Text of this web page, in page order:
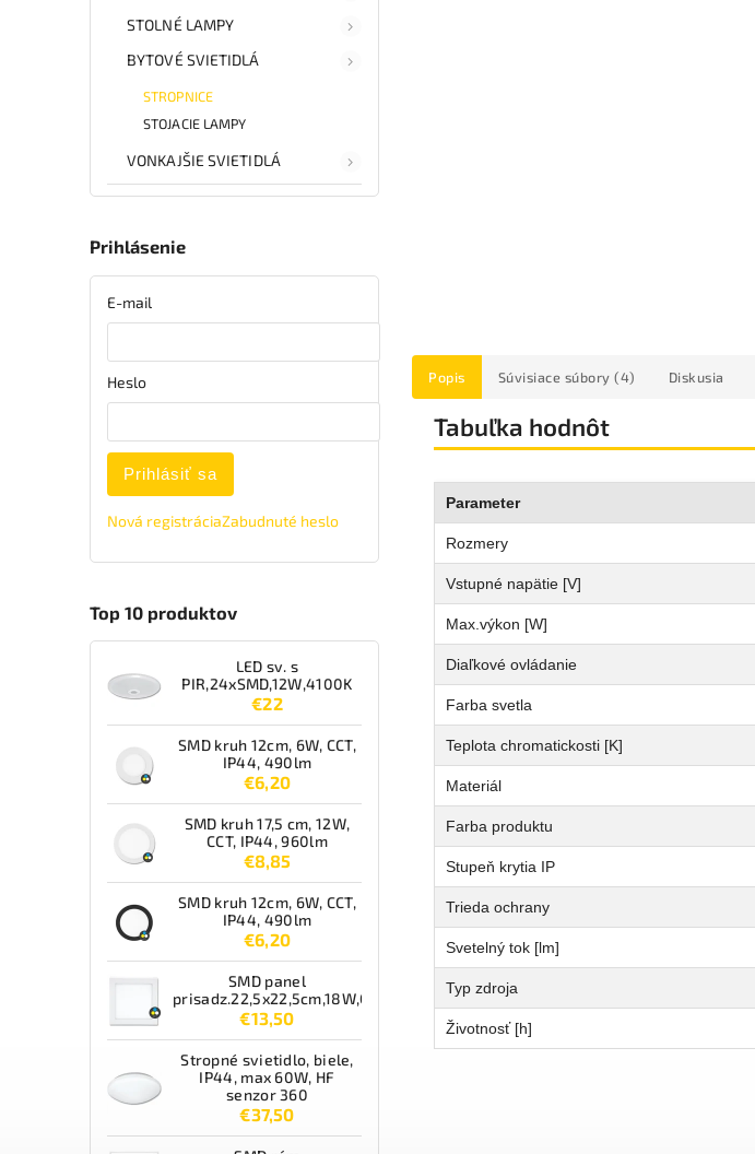
STOLNÉ LAMPY
BYTOVÉ SVIETIDLÁ
STROPNICE
STOJACIE LAMPY
VONKAJŠIE SVIETIDLÁ
Prihlásenie
E-mail
Heslo
Prihlásiť sa
Nová registráciaZabudnuté heslo
Top 10 produktov
LED sv. s
PIR,24xSMD,12W,4100K
€22
SMD kruh 12cm, 6W, CCT,
IP44, 490lm
€6,20
SMD kruh 17,5 cm, 12W,
CCT, IP44, 960lm
€8,85
SMD kruh 12cm, 6W, CCT,
IP44, 490lm
€6,20
SMD panel
prisadz.22,5x22,5cm,18W,CCT,IP44,1550lm
€13,50
Stropné svietidlo, biele,
IP44, max 60W, HF
senzor 360
€37,50
Popis Súvisiace súbory (4) Diskusia
Tabuľka hodnôt
Parameter
Rozmery
Vstupné napätie [V]
Max.výkon [W]
Diaľkové ovládanie
Farba svetla
Teplota chromatickosti [K]
Materiál
Farba produktu
Stupeň krytia IP
Trieda ochrany
Svetelný tok [lm]
Typ zdroja
Životnosť [h]